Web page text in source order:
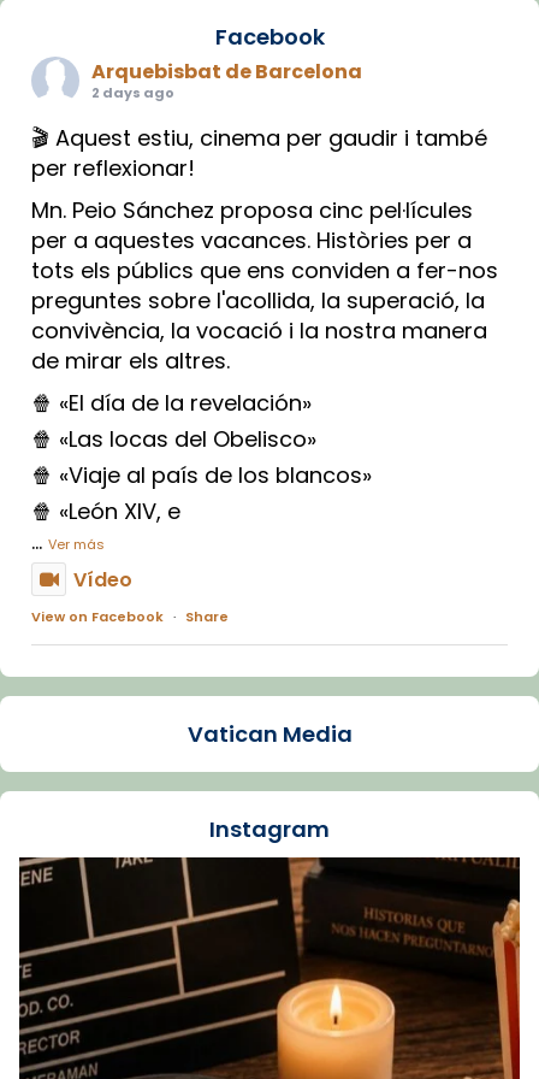
Facebook
Arquebisbat de Barcelona
2 days ago
🎬 Aquest estiu, cinema per gaudir i també
per reflexionar!
Mn. Peio Sánchez proposa cinc pel·lícules
per a aquestes vacances. Històries per a
tots els públics que ens conviden a fer-nos
preguntes sobre l'acollida, la superació, la
convivència, la vocació i la nostra manera
de mirar els altres.
🍿 «El día de la revelación»
🍿 «Las locas del Obelisco»
🍿 «Viaje al país de los blancos»
🍿 «León XIV, e
... Ver más
Vídeo
View on Facebook · Share
Arquebisbat de Barcelona
La Carmina va patir depressió. Fa gairebé
dos mesos, a l'Estadi Lluís Companys, la
Recupera l'entrevista comp
Vatican
tican News 👇
www.vaticannews.va/es/iglesia/news/2026-
07/carmina-historia-depresion-papa-viaje-
espana-testimoni...
Foto
Vatican Media
Instagram